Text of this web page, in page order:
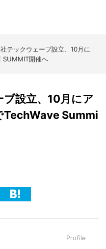
テックウェーブ設立、10月に
SUMMIT開催へ
設立、10月にア
TechWave Summi
レワーク